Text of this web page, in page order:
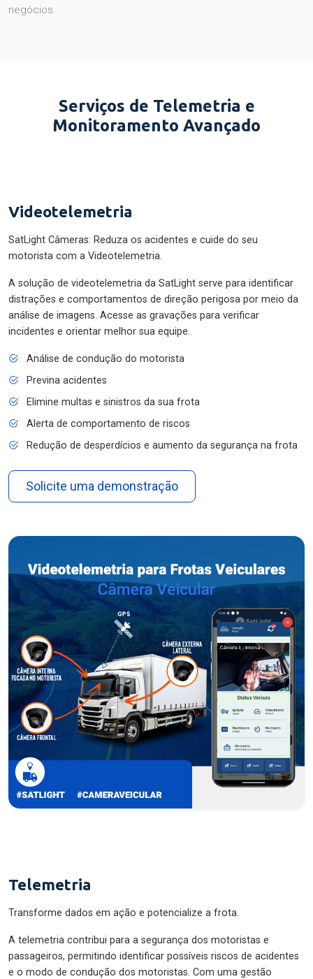
negócios.
Serviços de Telemetria e
Monitoramento Avançado
Videotelemetria
SatLight Câmeras: Reduza os acidentes e cuide do seu
motorista com a Videotelemetria.
A solução de videotelemetria da SatLight serve para identificar
distrações e comportamentos de direção perigosa por meio da
análise de imagens. Acesse as gravações para verificar
incidentes e orientar melhor sua equipe.
Análise de condução do motorista
Previna acidentes
Elimine multas e sinistros da sua frota
Alerta de comportamento de riscos
Redução de desperdícios e aumento da segurança na frota
Solicite uma demonstração
Telemetria
Transforme dados em ação e potencialize a frota.
A telemetria contribui para a segurança dos motoristas e
passageiros, permitindo identificar possíveis riscos de acidentes
e o modo de condução dos motoristas. Com uma gestão